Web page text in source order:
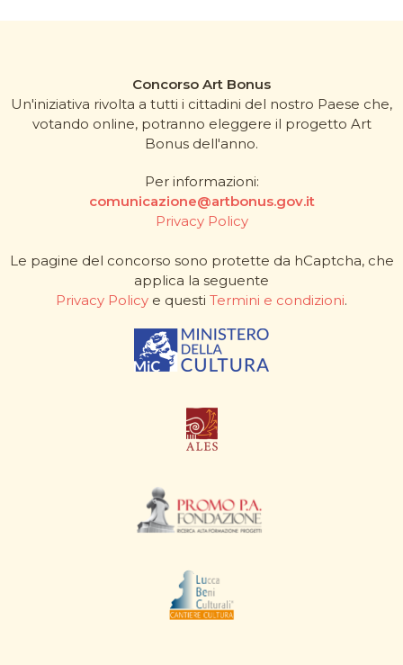
Concorso Art Bonus
Un'iniziativa rivolta a tutti i cittadini del nostro Paese che,
votando online, potranno eleggere il progetto Art
Bonus dell'anno.
Per informazioni:
comunicazione@artbonus.gov.it
Privacy Policy
Le pagine del concorso sono protette da hCaptcha, che
applica la seguente
Privacy Policy e questi Termini e condizioni.